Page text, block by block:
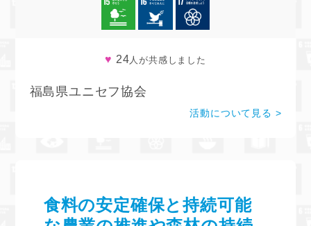
♥ 24 人が共感しました
福島県ユニセフ協会
活動について見る
食料の安定確保と持続可能